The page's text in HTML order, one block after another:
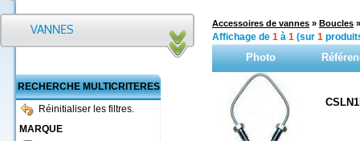
RECHERCHE MULTICRITERES
Réinitialiser les filtres.
MARQUE
Accessoires de vannes » Boucles
Affichage de 1 à 1 (sur 1
Photo